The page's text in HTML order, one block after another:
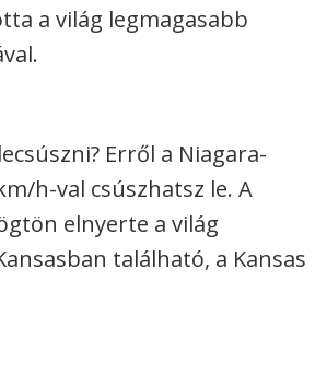
a világ legmagasabb
Erről a Niagara-
h-val csúszhatsz le. A
elnyerte a világ
található, a Kansas